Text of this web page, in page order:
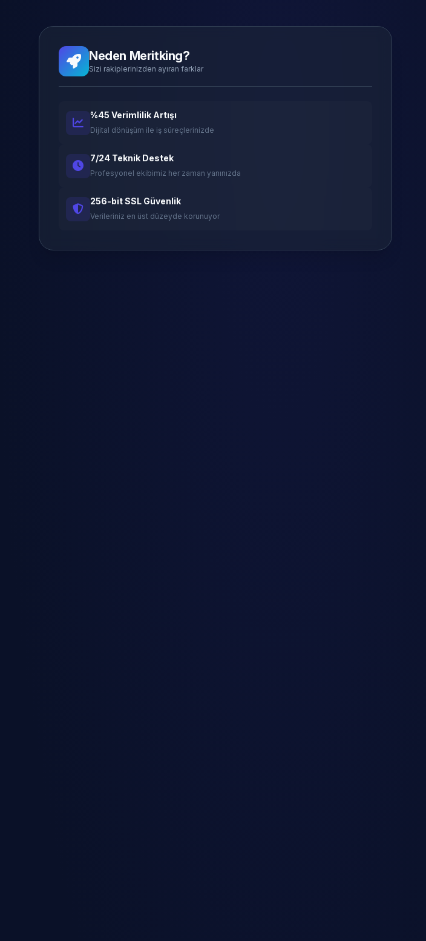
Neden Meritking?
Sizi rakiplerinizden ayıran farklar
%45 Verimlilik Artışı
Dijital dönüşüm ile iş süreçlerinizde
7/24 Teknik Destek
Profesyonel ekibimiz her zaman yanınızda
256-bit SSL Güvenlik
Verileriniz en üst düzeyde korunuyor